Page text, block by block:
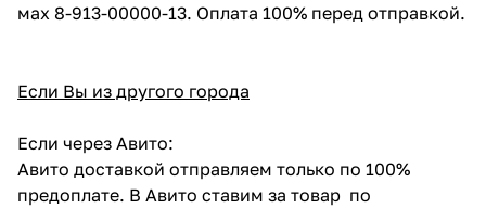
мах 8-913-00000-13. Оплата 100% перед отправкой.
Если Вы из другого города
Если через Авито:
Авито доставкой отправляем только по 100%
предоплате. В Авито ставим за товар по